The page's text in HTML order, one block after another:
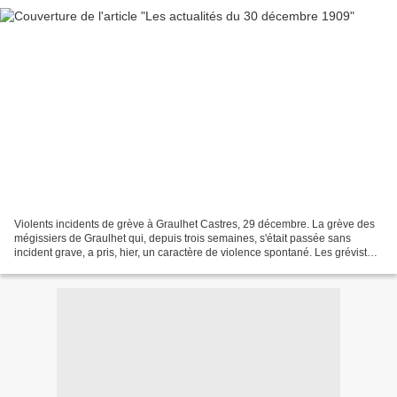
Violents incidents de grève à Graulhet Castres, 29 décembre. La grève des
mégissiers de Graulhet qui, depuis trois semaines, s'était passée sans
incident grave, a pris, hier, un caractère de violence spontané. Les grévistes,